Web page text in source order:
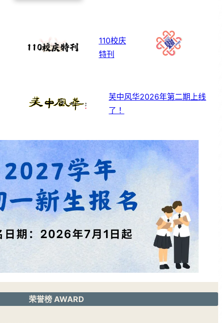
110校庆
特刊
芙中风华2026年第二期上线
了！
荣誉榜 AWARD